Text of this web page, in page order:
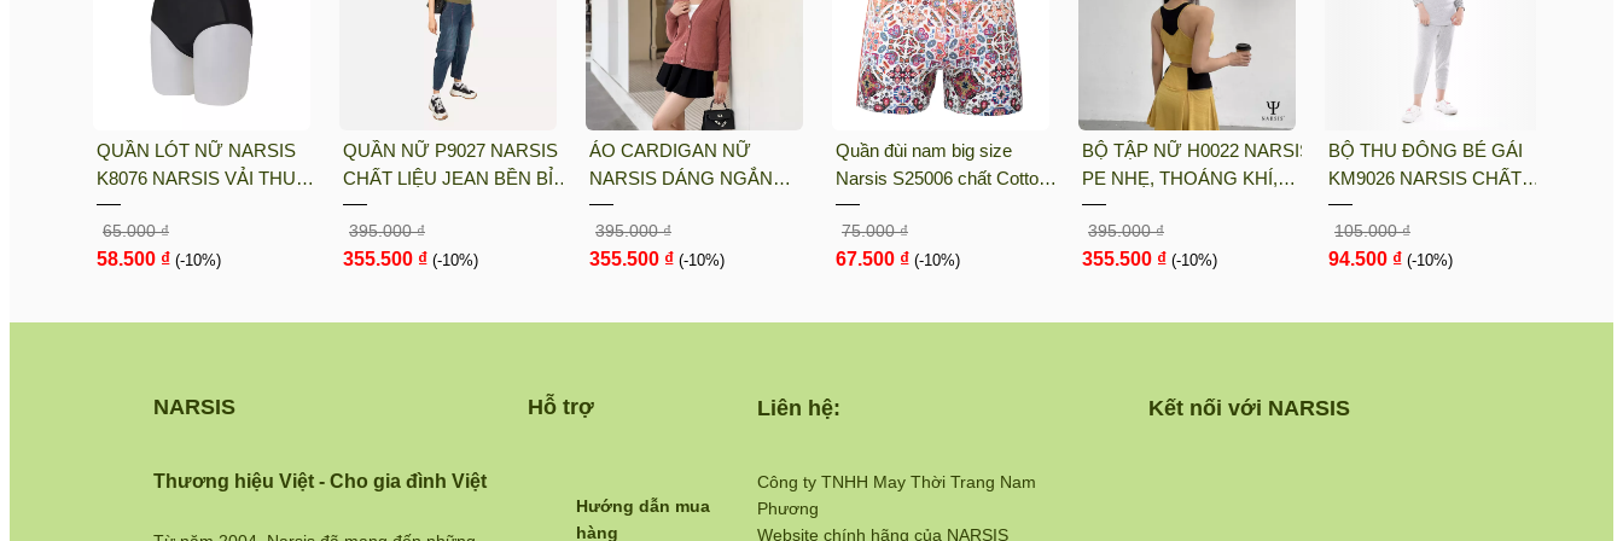
QUẦN LÓT NỮ NARSIS
K8076 NARSIS VẢI THUN
LẠNH THOÁNG MÁT, LÓT
COTTON THOẢI MÁI, GIỮ
DÁNG TỐT, THO...
65.000 ₫
58.500 ₫ (-10%)
QUẦN NỮ P9027 NARSIS
CHẤT LIỆU JEAN BỀN BỈ,
CÁ TÍNH, TRẺ TRUNG,
THỜI TRANG, TRẺ
TRUNG, THỜI TRANG
395.000 ₫
355.500 ₫ (-10%)
ÁO CARDIGAN NỮ
NARSIS DÁNG NGẮN
CHẤT LIỆU LEN MỀM MỊN
MÀU NÂU RUSTIC PHONG
CÁCH HÀN QUỐC L23030
395.000 ₫
355.500 ₫ (-10%)
Quần đùi nam big size
Narsis S25006 chất Cotton
Spandex màu Hoa văn đỏ,
thiết kế thoáng khí, phù hợp
mùa hè
75.000 ₫
67.500 ₫ (-10%)
BỘ TẬP NỮ H0022 NARSIS
PE NHẸ, THOÁNG KHÍ,
THẤM MỒ HÔI, CHẤT LIỆU
BỀN, CHỐNG NẮNG
395.000 ₫
355.500 ₫ (-10%)
BỘ THU ĐÔNG BÉ GÁI
KM9026 NARSIS CHẤT
LIỆU THOÁNG MÁT, DỄ
CHỊU, THOẢI MÁI CẢ
NGÀY, DỄ VẬN ĐỘNG
105.000 ₫
94.500 ₫ (-10%)
Công ty TNHH May Thời Trang Nam
Phương
Website chính hãng của NARSIS
Hỗ trợ Kết nối với NARSIS
NARSIS Liên hệ:
Hướng dẫn mua
hàng
Thương hiệu Việt - Cho gia đình Việt